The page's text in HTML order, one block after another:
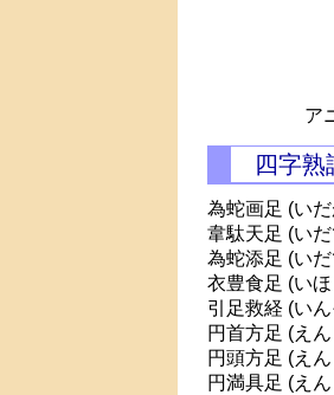
ア
四字熟
為蛇画足 (い
韋駄天足 (い
為蛇添足 (い
衣豊食足 (い
引足救経 (い
円首方足 (え
円頭方足 (え
円満具足 (え